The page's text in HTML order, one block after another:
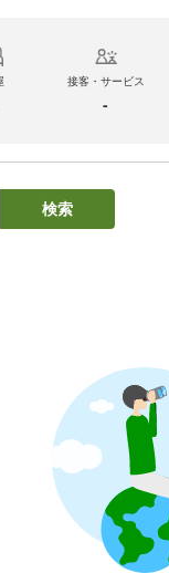
接客・サービス
-
検索